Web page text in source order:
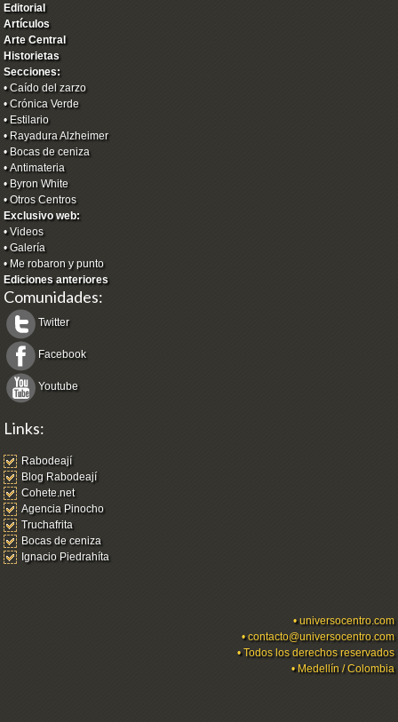
Editorial
Artículos
Arte Central
Historietas
Secciones:
•Caído del zarzo
•Crónica Verde
• Estilario
• Rayadura Alzheimer
• Bocas de ceniza
•Antimateria
• Byron White
•Otros Centros
Exclusivo web:
•Videos
•Galería
• Me robaron y punto
Ediciones anteriores
Comunidades:
Twitter
Facebook
Youtube
Links:
Rabodeají
Blog Rabodeají
Cohete.net
Agencia Pinocho
Truchafrita
Bocas de ceniza
Ignacio Piedrahíta
•universocentro.com
•contacto@universocentro.com
• Todos los derechos reservados
• Medellín / Colombia